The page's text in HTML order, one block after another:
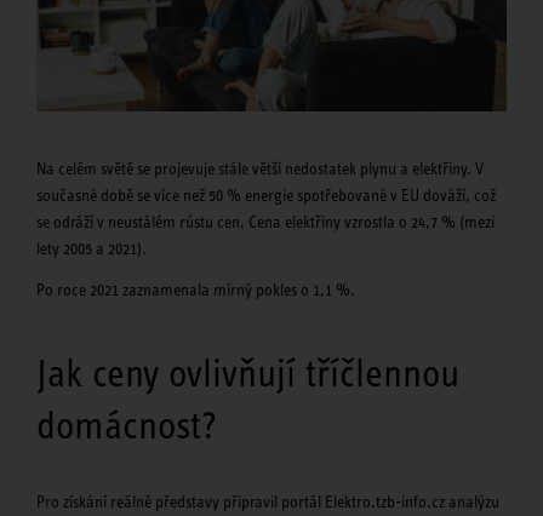
Na celém světě se projevuje stále větší nedostatek plynu a elektřiny. V
současné době se více než 50 % energie spotřebované v EU dováží, což
se odráží v neustálém růstu cen. Cena elektřiny vzrostla o 24,7 % (mezi
lety 2005 a 2021).
Po roce 2021 zaznamenala mírný pokles o 1,1 %.
Jak ceny ovlivňují tříčlennou
domácnost?
Pro získání reálné představy připravil portál Elektro.tzb-info.cz analýzu